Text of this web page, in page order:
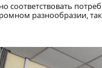
соответствовать
разнообразии,